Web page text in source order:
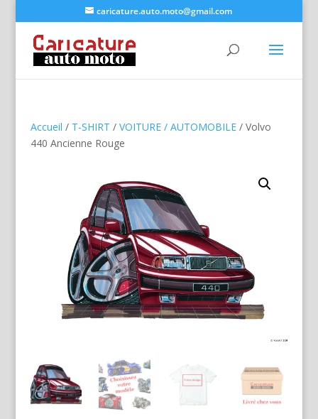
caricature.auto.moto@gmail.com
Accueil / T-SHIRT / VOITURE / AUTOMOBILE/ Volvo
440 Ancienne Rouge